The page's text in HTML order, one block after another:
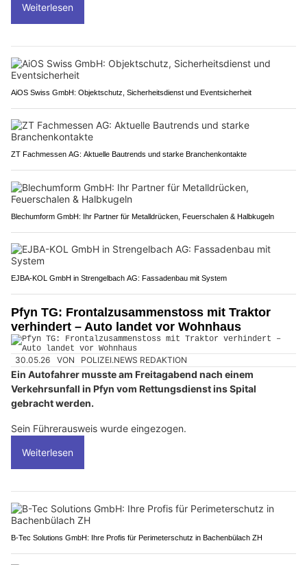
Weiterlesen
AiOS Swiss GmbH: Objektschutz, Sicherheitsdienst und Eventsicherheit
ZT Fachmessen AG: Aktuelle Bautrends und starke Branchenkontakte
Blechumform GmbH: Ihr Partner für Metalldrücken, Feuerschalen & Halbkugeln
EJBA-KOL GmbH in Strengelbach AG: Fassadenbau mit System
Pfyn TG: Frontalzusammenstoss mit Traktor
verhindert – Auto landet vor Wohnhaus
30.05.26 VON POLIZEI.NEWS REDAKTION
Ein Autofahrer musste am Freitagabend nach einem
Verkehrsunfall in Pfyn vom Rettungsdienst ins Spital
gebracht werden.
Sein Führerausweis wurde eingezogen.
Weiterlesen
B-Tec Solutions GmbH: Ihre Profis für Perimeterschutz in Bachenbülach ZH